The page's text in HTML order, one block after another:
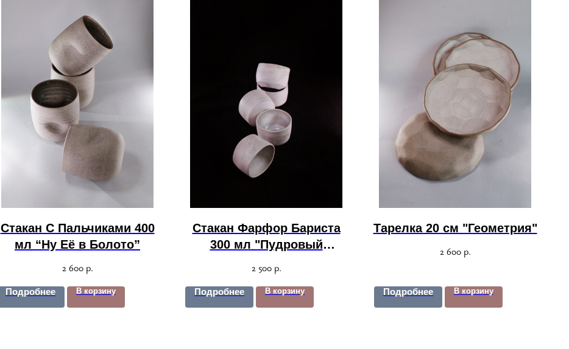
Стакан С Пальчиками 400
мл “Ну Её в Болото”
2 600 р.
Подробнее В корзину
Стакан Фарфор Бариста
300 мл "Пудровый
2 500 р.
Подробнее В корзину
Тарелка 20 см "Геометрия"
2 600 р.
Подробнее В корзину